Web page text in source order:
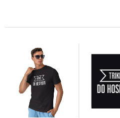
NOVINKY !
Nové kostýmy a doplňky